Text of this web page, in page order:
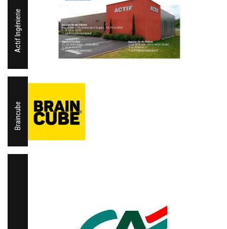
Actif Ingénierie
Braincube